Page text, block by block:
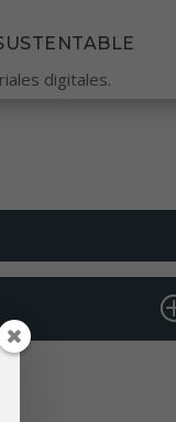
digitales.